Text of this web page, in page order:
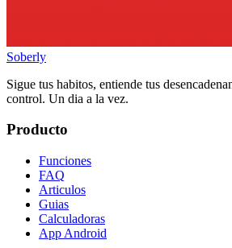
Soberly
Sigue tus habitos, entiende tus
control. Un dia a la vez.
Producto
Funciones
FAQ
Articulos
Guias
Calculadoras
App Android